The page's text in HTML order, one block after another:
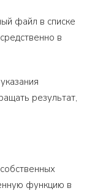
файл в списке
в
результат,
функцию в